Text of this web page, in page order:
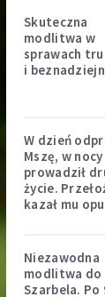
Skuteczna
modlitwa w
sprawach
i
W dzień
Mszę, w nocy
prowadził
życie.
kazał mu
Niezawodna
modlitwa do
Szarbela. Po